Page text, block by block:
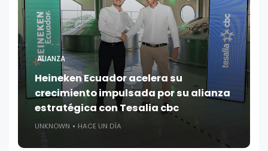
ALIANZA
Heineken Ecuador acelera su
crecimiento impulsada por su alianza
estratégica con Tesalia cbc
UNKNOWN HACE UN DÍA